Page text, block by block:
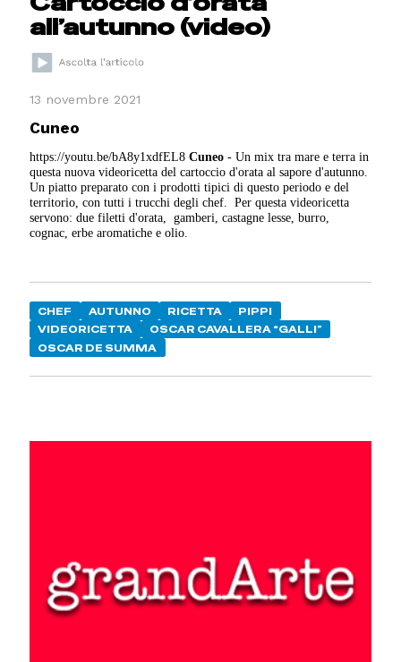
all’autunno (video)
13 novembre 2021
Cuneo
https://youtu.be/bA8y1xdfEL8Cuneo - Un mix tra mare e terra in
questa nuova videoricetta del cartoccio d'orata al sapore d'autunno.
Un piatto preparato con i prodotti tipici di questo periodo e del
territorio, con tutti i trucchi degli chef. Per questa videoricetta
servono: due filetti d'orata, gamberi, castagne lesse, burro,
cognac, erbe aromatiche e olio.
CHEF AUTUNNO RICETTA
PIPPI
VIDEORICETTA
OSCAR CAVALLERA “GALLI”
OSCAR DE SUMMA